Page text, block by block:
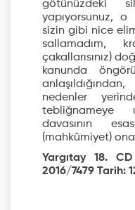
götünüzdeki
yapıyorsunuz,
sizin gibi nice
sallamadım,
çakallarısınız)
kanunda
nedenler
tebliğnameye
davasının
(mahkûmiyet)
Yargıtay 18.
2016/7479 Tarih: